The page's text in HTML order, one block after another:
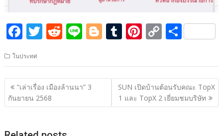
F
e
b
o
o
k
T
itt
er
R
d
di
t
Li
e
Bl
g
g
T
m
bl
r
Pi
er
e
st
C
p
y
Li
n
S
ar
e
ในประทศ
แนะแนว
เรื่อง
“เล่าเรื่อง เมืองล้านนา” 3
กันยายน 2568
SUN เปิดบ้านต้อนรับคณะ TopX
1 และ TopX 2 เยี่ยมชมบริษัท